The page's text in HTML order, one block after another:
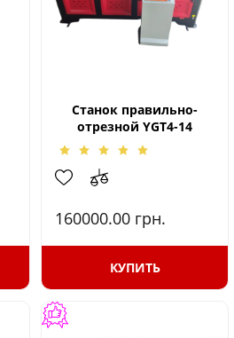
Станок правильно-
отрезной YGT4-14
160000.00 грн.
КУПИТЬ